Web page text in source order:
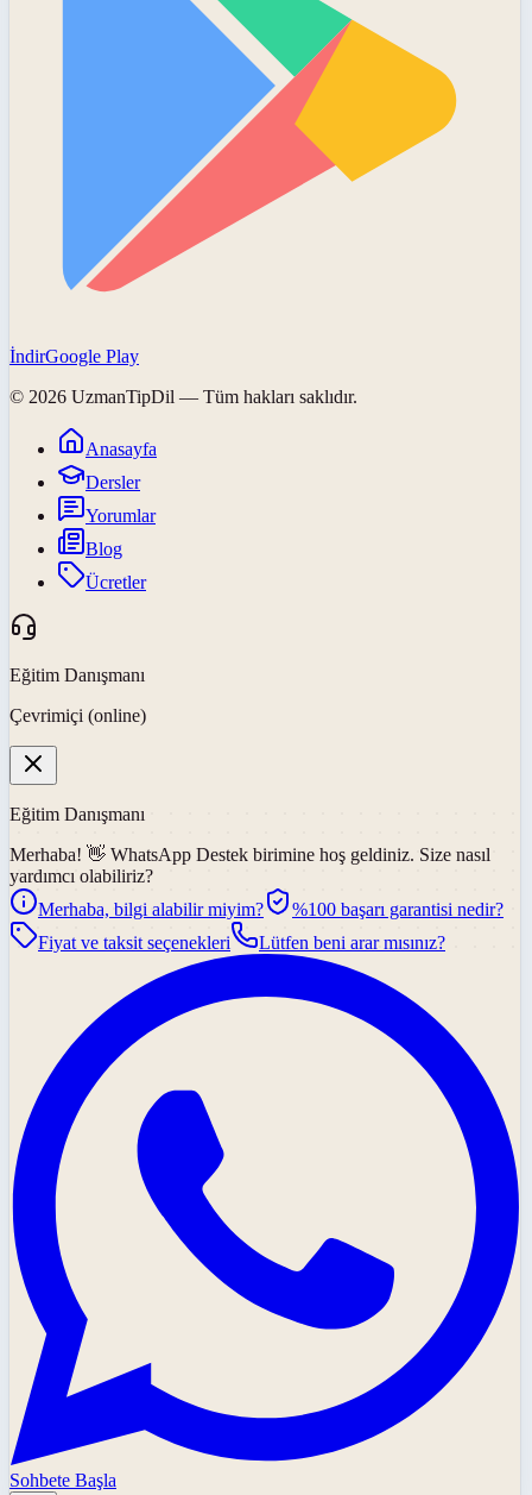
İndirGoogle Play
© 2026 UzmanTipDil — Tüm hakları saklıdır.
Anasayfa
Dersler
Yorumlar
Blog
Ücretler
Eğitim Danışmanı
Çevrimiçi (online)
Eğitim Danışmanı
Merhaba! 👋 WhatsApp Destek birimine hoş geldiniz. Size nasıl
yardımcı olabiliriz?
Merhaba, bilgi alabilir miyim?
%100 başarı garantisi nedir?
Fiyat ve taksit seçenekleri
Lütfen beni arar mısınız?
Sohbete Başla